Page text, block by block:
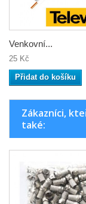
Venkovní...
25 Kč
Přidat do košíku
Zákazníci,
také: